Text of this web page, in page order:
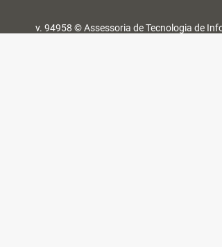
v. 94958 ©Assessoria de Tecnologia de